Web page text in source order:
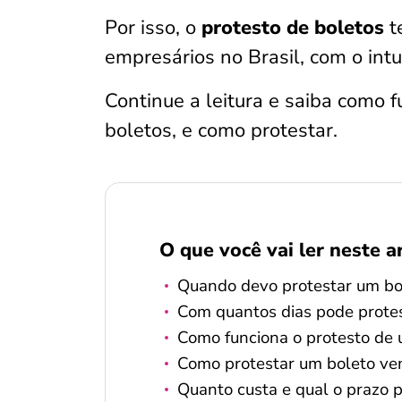
Por isso, o protesto de boletos
empresários no Brasil, com o
Continue a leitura e saiba como
boletos, e como protestar.
O que você vai ler neste
Quando devo protestar um
Com quantos dias pode
Como funciona o protesto de
Como protestar um boleto
Quanto custa e qual o prazo